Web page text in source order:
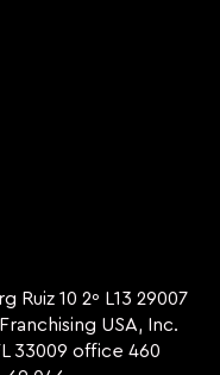
10 2º L13 29007
USA, Inc.
33009 office 460